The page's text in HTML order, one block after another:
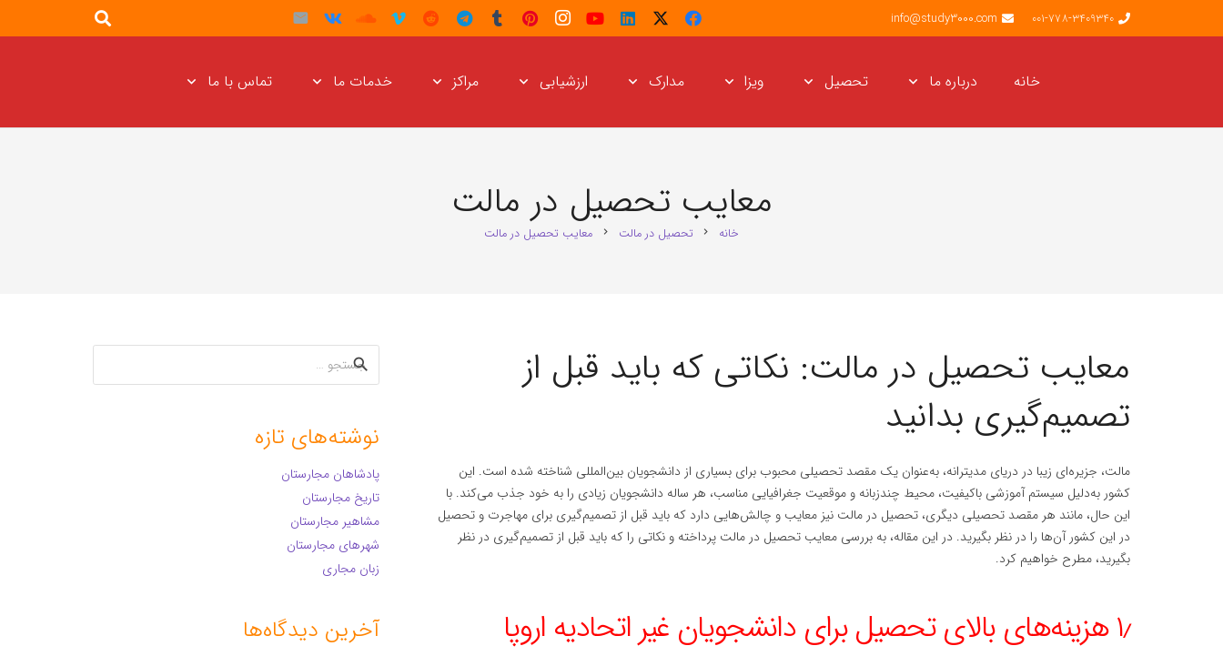
001-778-3409340
info@study3000.com
خانه درباره ما تحصیل ویزا مدارک ارزشیابی مراکز خدمات ما تماس با ما
معایب تحصیل در مالت
خانه chevron_right تحصیل در مالت chevron_right معایب تحصیل در مالت
معایب تحصیل در مالت: نکاتی که باید قبل از
تصمیم‌گیری بدانید
مالت، جزیره‌ای زیبا در دریای مدیترانه، به‌عنوان یک مقصد تحصیلی محبوب برای بسیاری از دانشجویان بین‌المللی شناخته شده است. این
کشور به‌دلیل سیستم آموزشی باکیفیت، محیط چندزبانه و موقعیت جغرافیایی مناسب، هر ساله دانشجویان زیادی را به خود جذب می‌کند. با
این حال، مانند هر مقصد تحصیلی دیگری، تحصیل در مالت نیز معایب و چالش‌هایی دارد که باید قبل از تصمیم‌گیری برای مهاجرت و تحصیل
در این کشور آن‌ها را در نظر بگیرید. در این مقاله، به بررسی معایب تحصیل در مالت پرداخته و نکاتی را که باید قبل از تصمیم‌گیری در نظر
بگیرید، مطرح خواهیم کرد.
۱٫ هزینه‌های بالای تحصیل برای دانشجویان غیر اتحادیه اروپا
جستجو
برای:
نوشته‌های تازه
پادشاهان مجارستان
تاریخ مجارستان
مشاهیر مجارستان
شهرهای مجارستان
زبان مجاری
آخرین دیدگاه‌ها